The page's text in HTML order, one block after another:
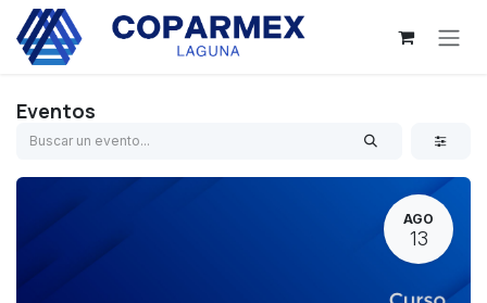
Ir al contenido
Eventos
AGO
13